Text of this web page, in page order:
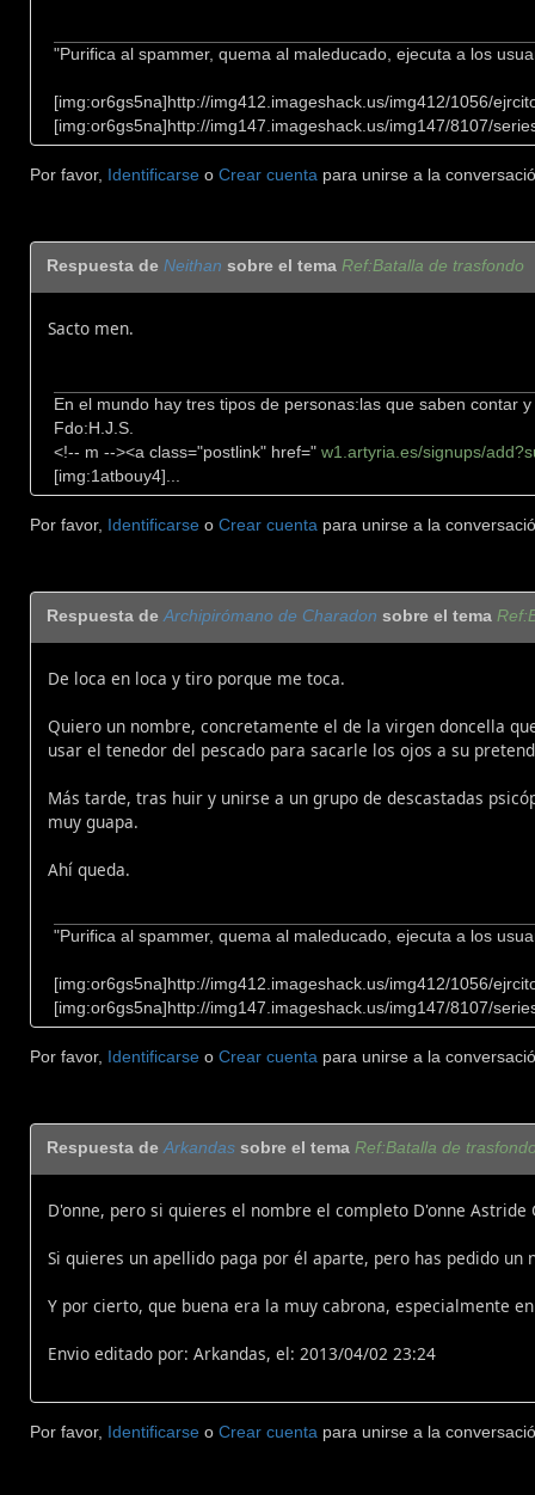
"Purifica al spammer, quema al maleducado, ejecuta a los
[img:or6gs5na]http://img412.imageshack.us/img412/1056/
[img:or6gs5na]http://img147.imageshack.us/img147/8107/
Por favor, Identificarse o Crear cuenta para unirse a la
Respuesta de Neithan sobre el tema Ref:Batalla de trasfondo
Sacto men.
En el mundo hay tres tipos de personas:las que saben contar
Fdo:H.J.S.
<!-- m --><a class="postlink" href=" w1.artyria.es/signups/
[img:1atbouy4]...
Por favor, Identificarse o Crear cuenta para unirse a la
Respuesta deArchipirómano de Charadon sobre el tema
De loca en loca y tiro porque me toca.
Quiero un nombre, concretamente el de la virgen doncella
usar el tenedor del pescado para sacarle los ojos a su
Más tarde, tras huir y unirse a un grupo de descastadas
muy guapa.
Ahí queda.
"Purifica al spammer, quema al maleducado, ejecuta a los
[img:or6gs5na]http://img412.imageshack.us/img412/1056/
[img:or6gs5na]http://img147.imageshack.us/img147/8107/
Por favor, Identificarse o Crear cuenta para unirse a la
Respuesta deArkandas sobre el tema Ref:Batalla de
D'onne, pero si quieres el nombre el completo D'onne Astride
Si quieres un apellido paga por él aparte, pero has pedido un
Y por cierto, que buena era la muy cabrona, especialmente
Envio editado por: Arkandas, el: 2013/04/02 23:24
Por favor, Identificarse o Crear cuenta para unirse a la